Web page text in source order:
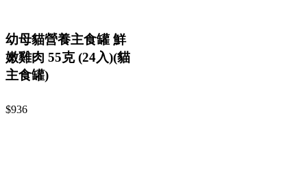
幼母貓營養主食罐 鮮
嫩雞肉 55克 (24入)(貓
主食罐)
$936